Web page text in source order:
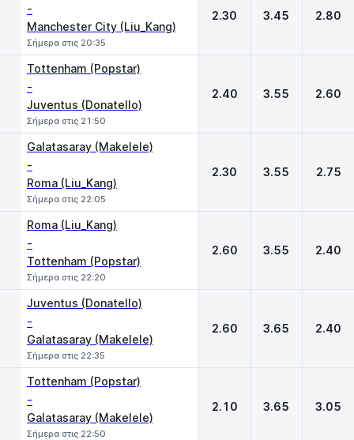
-
Manchester City (Liu_Kang)
Σήμερα στις 20:35
2.30 3.45 2.80
Tottenham (Popstar)
-
Juventus (Donatello)
Σήμερα στις 21:50
2.40 3.55 2.60
Galatasaray (Makelele)
-
Roma (Liu_Kang)
Σήμερα στις 22:05
2.30 3.55 2.75
Roma (Liu_Kang)
-
Tottenham (Popstar)
Σήμερα στις 22:20
2.60 3.55 2.40
Juventus (Donatello)
-
Galatasaray (Makelele)
Σήμερα στις 22:35
2.60 3.65 2.40
Tottenham (Popstar)
-
Galatasaray (Makelele)
Σήμερα στις 22:50
2.10 3.65 3.05